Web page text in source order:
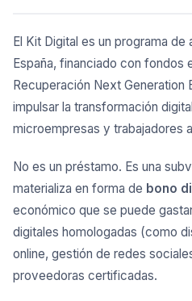
El Kit Digital es un programa
España, financiado con fondos
Recuperación Next Generation
impulsar la transformación
microempresas y trabajadores
No es un préstamo. Es una
materializa en forma de bono
económico que se puede
digitales homologadas (como
online, gestión de redes
proveedoras certificadas.